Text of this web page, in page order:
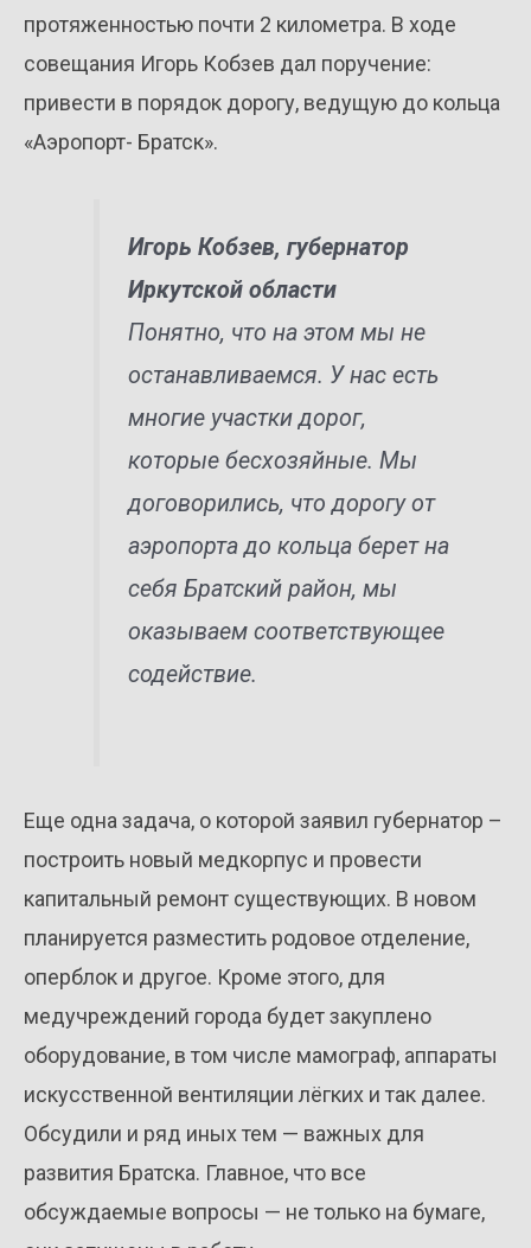
протяженностью почти 2 километра. В ходе
совещания Игорь Кобзев дал поручение:
привести в порядок дорогу, ведущую до кольца
«Аэропорт- Братск».
Игорь Кобзев, губернатор
Иркутской области
Понятно, что на этом мы не
останавливаемся. У нас есть
многие участки дорог,
которые бесхозяйные. Мы
договорились, что дорогу от
аэропорта до кольца берет на
себя Братский район, мы
оказываем соответствующее
содействие.
Еще одна задача, о которой заявил губернатор –
построить новый медкорпус и провести
капитальный ремонт существующих. В новом
планируется разместить родовое отделение,
оперблок и другое. Кроме этого, для
медучреждений города будет закуплено
оборудование, в том числе мамограф, аппараты
искусственной вентиляции лёгких и так далее.
Обсудили и ряд иных тем — важных для
развития Братска. Главное, что все
обсуждаемые вопросы — не только на бумаге,